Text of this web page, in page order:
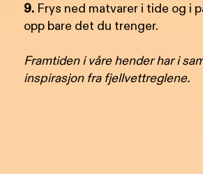
9. Frys ned matvarer i tide og i
opp bare det du trenger.
Framtiden i våre hender har i
inspirasjon fra fjellvettreglene.